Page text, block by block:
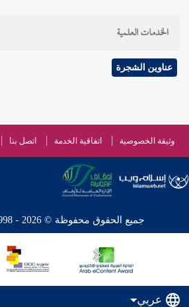
الخدمات العلمية
عناوين الشجرة
وثيقة الخصوصية اتفاقية الخدمة اتصل بنا
جميع الحقوق محفوظة © 2026 - 1998 لشبكة إسلام ويب
عربي